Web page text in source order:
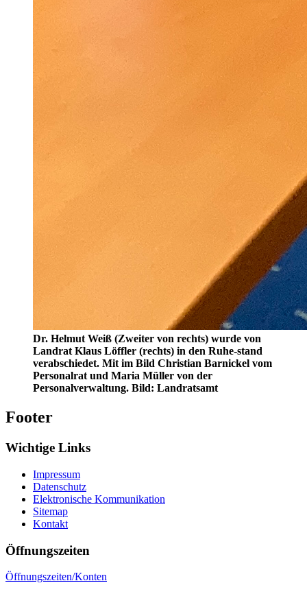
Dr. Helmut Weiß (Zweiter von rechts) wurde von
Landrat Klaus Löffler (rechts) in den Ruhe-stand
verabschiedet. Mit im Bild Christian Barnickel vom
Personalrat und Maria Müller von der
Personalverwaltung. Bild: Landratsamt
Footer
Wichtige Links
Impressum
Datenschutz
Elektronische Kommunikation
Sitemap
Kontakt
Öffnungszeiten
Öffnungszeiten/Konten